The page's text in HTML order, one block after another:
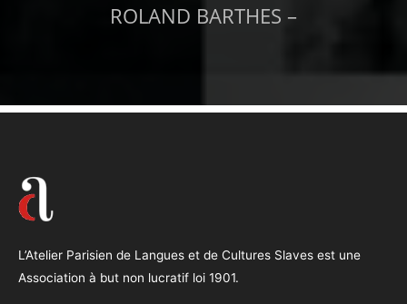
ROLAND BARTHES –
L’Atelier Parisien de Langues et de Cultures Slaves est une
Association à but non lucratif loi 1901.